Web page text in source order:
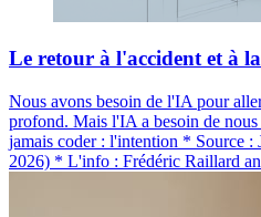
Le retour à l'accident et à
Nous avons besoin de l'IA pour
profond. Mais l'IA a besoin de nous
jamais coder : l'intention * Source
2026) * L'info : Frédéric Raillard